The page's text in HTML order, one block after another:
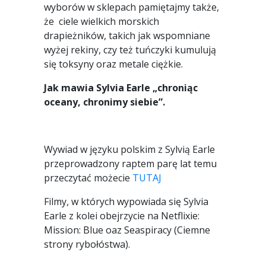
wyborów w sklepach pamiętajmy także,
że ciele wielkich morskich
drapieżników, takich jak wspomniane
wyżej rekiny, czy też tuńczyki kumulują
się toksyny oraz metale ciężkie.
Jak mawia Sylvia Earle „chroniąc
oceany, chronimy siebie”.
Wywiad w języku polskim z Sylvią Earle
przeprowadzony raptem parę lat temu
przeczytać możecie TUTAJ
Filmy, w których wypowiada się Sylvia
Earle z kolei obejrzycie na Netflixie:
Mission: Blue oaz Seaspiracy (Ciemne
strony rybołóstwa).